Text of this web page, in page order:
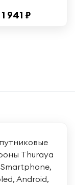
1 941 ₽